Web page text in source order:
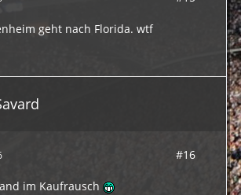
geht nach Florida. wtf
#16
im Kaufrausch